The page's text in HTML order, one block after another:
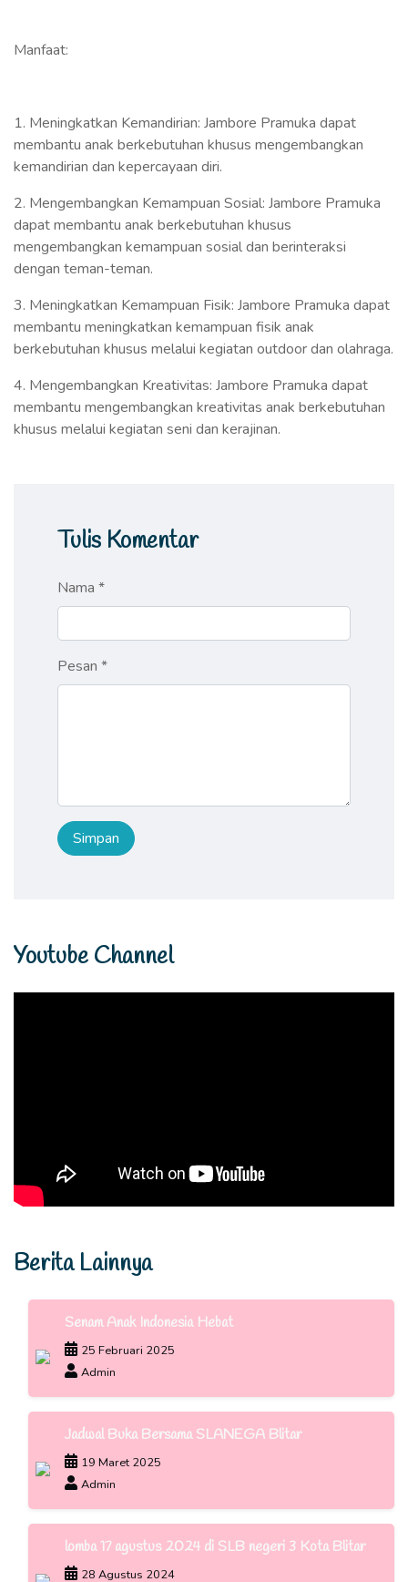
Manfaat:
1. Meningkatkan Kemandirian: Jambore Pramuka dapat
membantu anak berkebutuhan khusus mengembangkan
kemandirian dan kepercayaan diri.
2. Mengembangkan Kemampuan Sosial: Jambore Pramuka
dapat membantu anak berkebutuhan khusus
mengembangkan kemampuan sosial dan berinteraksi
dengan teman-teman.
3. Meningkatkan Kemampuan Fisik: Jambore Pramuka dapat
membantu meningkatkan kemampuan fisik anak
berkebutuhan khusus melalui kegiatan outdoor dan olahraga.
4. Mengembangkan Kreativitas: Jambore Pramuka dapat
membantu mengembangkan kreativitas anak berkebutuhan
khusus melalui kegiatan seni dan kerajinan.
Tulis Komentar
Nama *
Pesan *
Youtube Channel
Berita Lainnya
Senam Anak Indonesia Hebat
25 Februari 2025
Admin
Jadwal Buka Bersama SLANEGA Blitar
19 Maret 2025
Admin
lomba 17 agustus 2024 di SLB negeri 3 Kota Blitar
28 Agustus 2024